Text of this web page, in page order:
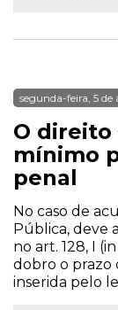
segunda-feira, 5 de
O
mínimo
penal
No caso de
Pública, deve
no art. 128, I
dobro o prazo
inserida pelo